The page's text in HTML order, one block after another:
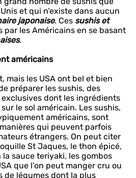
et qui n’existe dans aucun
japonaise. Ces sushis et
les Américains en se basant
.
américains
mais les USA ont bel et bien
préparer les sushis, des
dont les ingrédients
le sol américain. Les sushis,
américains, sont
qui peuvent parfois
étrangers. On peut citer
St Jaques, le thon épicé,
sauce teriyaki, les gombos
que l’on peut manger cru ou
de légumes dont la plus